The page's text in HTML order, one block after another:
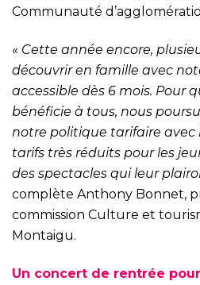
Communauté
« Cette année encore,
découvrir en famille avec
accessible dès 6 mois. Pour
bénéficie à tous, nous
notre politique tarifaire avec
tarifs très réduits pour les
des spectacles qui leur
complète Anthony Bonnet,
commission Culture et
Montaigu.
Un concert de rentrée